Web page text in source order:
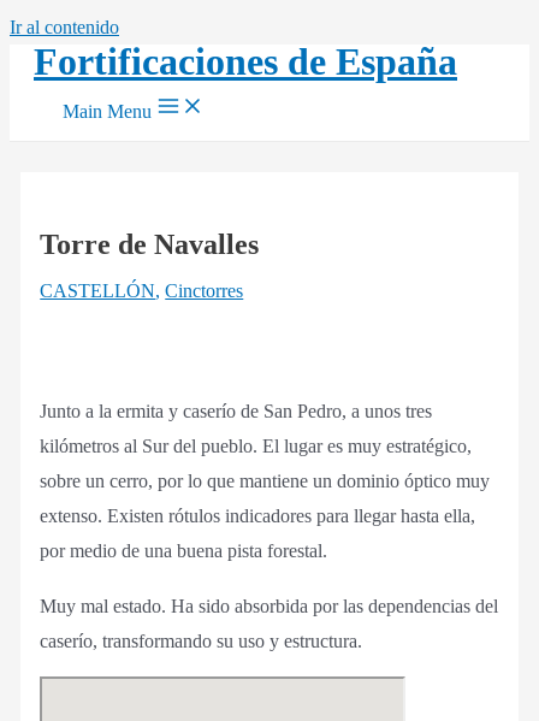
Ir al contenido
Fortificaciones de España
Main Menu
Torre de Navalles
CASTELLÓN,Cinctorres
Junto a la ermita y caserío de San Pedro, a unos tres
kilómetros al Sur del pueblo. El lugar es muy estratégico,
sobre un cerro, por lo que mantiene un dominio óptico muy
extenso. Existen rótulos indicadores para llegar hasta ella,
por medio de una buena pista forestal.
Muy mal estado. Ha sido absorbida por las dependencias del
caserío, transformando su uso y estructura.